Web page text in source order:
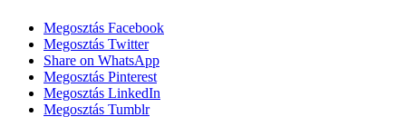
Megosztás Facebook
Megosztás Twitter
Share on WhatsApp
Megosztás Pinterest
Megosztás LinkedIn
Megosztás Tumblr